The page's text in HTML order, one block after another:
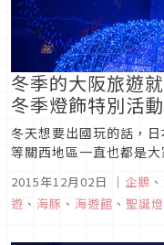
冬季的大阪旅遊
冬季燈飾特別活動
冬天想要出國玩的話，
等關西地區一直也都是
之前介紹過大阪海遊館
相當有看頭喲！以下就
2015年12月02日 ｜ 企鵝 、
遊 、 海豚 、 海遊館 、 聖誕